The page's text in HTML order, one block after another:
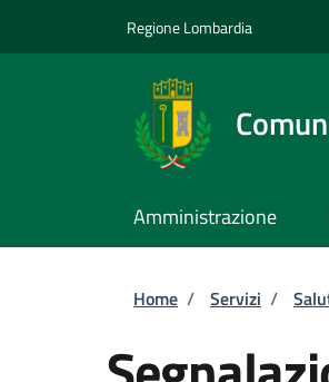
Regione Lombardia
Amministrazione
Briciole
Home / Servizi /